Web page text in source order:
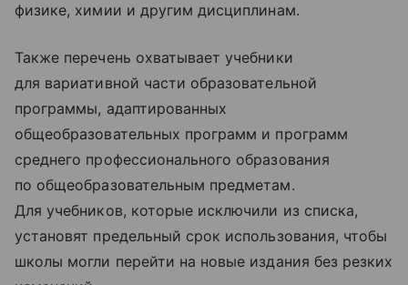
физике, химии и другим дисциплинам.
Также перечень охватывает учебники
для вариативной части образовательной
программы, адаптированных
общеобразовательных программ и программ
среднего профессионального образования
по общеобразовательным предметам.
Для учебников, которые исключили из списка,
установят предельный срок использования, чтобы
школы могли перейти на новые издания без резких